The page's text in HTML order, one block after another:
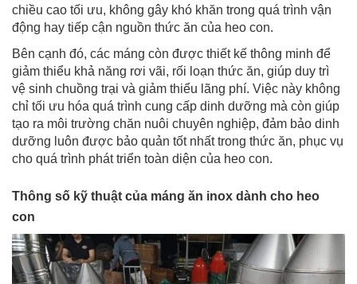
chiều cao tối ưu, không gây khó khăn trong quá trình vận
động hay tiếp cận nguồn thức ăn của heo con.
Bên cạnh đó, các máng còn được thiết kế thông minh để
giảm thiểu khả năng rơi vãi, rối loạn thức ăn, giúp duy trì
vệ sinh chuồng trại và giảm thiểu lãng phí. Việc này không
chỉ tối ưu hóa quá trình cung cấp dinh dưỡng mà còn giúp
tạo ra môi trường chăn nuôi chuyên nghiệp, đảm bảo dinh
dưỡng luôn được bảo quản tốt nhất trong thức ăn, phục vụ
cho quá trình phát triển toàn diện của heo con.
Thông số kỹ thuật của máng ăn inox dành cho heo
con